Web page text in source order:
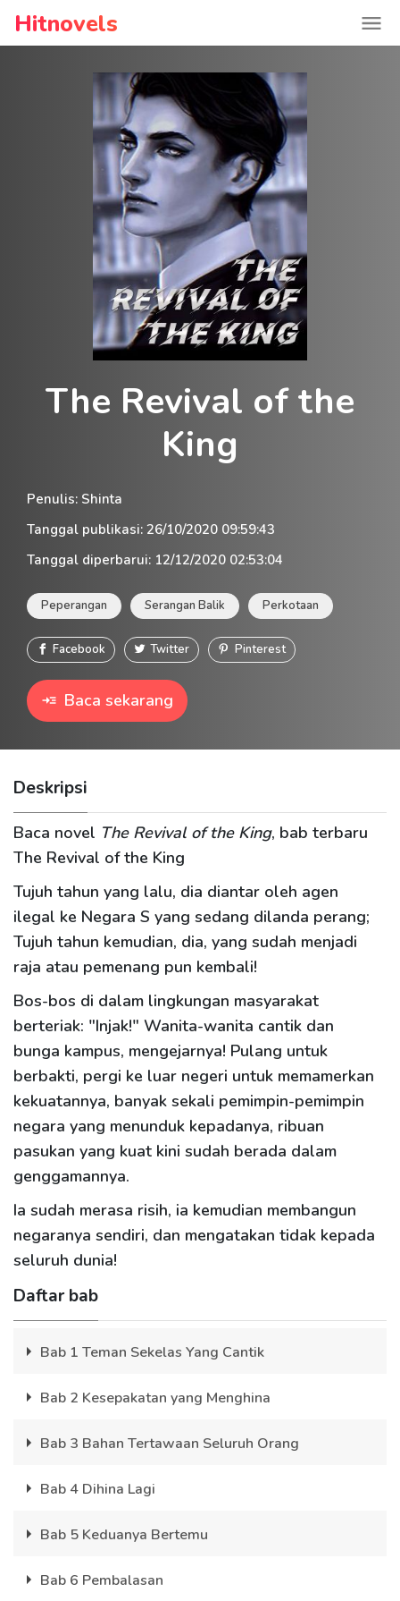
Hitnovels
The Revival of the
King
Penulis: Shinta
Tanggal publikasi: 26/10/2020 09:59:43
Tanggal diperbarui: 12/12/2020 02:53:04
Peperangan Serangan Balik Perkotaan
Facebook Twitter Pinterest
Baca sekarang
Deskripsi
Baca novel The Revival of the King, bab terbaru
The Revival of the King
Tujuh tahun yang lalu, dia diantar oleh agen
ilegal ke Negara S yang sedang dilanda perang;
Tujuh tahun kemudian, dia, yang sudah menjadi
raja atau pemenang pun kembali!
Bos-bos di dalam lingkungan masyarakat
berteriak: "Injak!" Wanita-wanita cantik dan
bunga kampus, mengejarnya! Pulang untuk
berbakti, pergi ke luar negeri untuk memamerkan
kekuatannya, banyak sekali pemimpin-pemimpin
negara yang menunduk kepadanya, ribuan
pasukan yang kuat kini sudah berada dalam
genggamannya.
Ia sudah merasa risih, ia kemudian membangun
negaranya sendiri, dan mengatakan tidak kepada
seluruh dunia!
Daftar bab
Bab 1 Teman Sekelas Yang Cantik
Bab 2 Kesepakatan yang Menghina
Bab 3 Bahan Tertawaan Seluruh Orang
Bab 4 Dihina Lagi
Bab 5 Keduanya Bertemu
Bab 6 Pembalasan